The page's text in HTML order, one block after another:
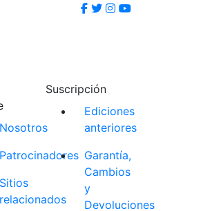
Nosotros
Patrocinadores
Sitios
relacionados
Suscripción
Ediciones
anteriores
Garantía,
Cambios
y
Devoluciones